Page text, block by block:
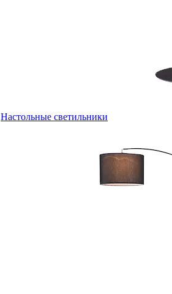
Настольные светильники